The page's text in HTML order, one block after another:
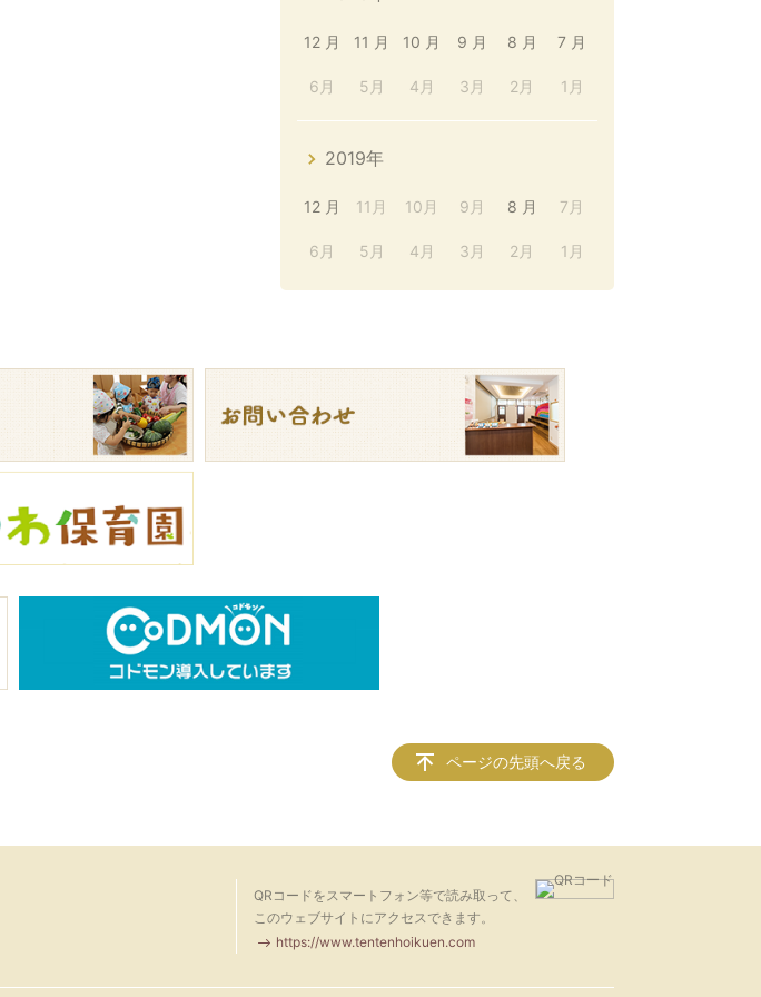
12 月 11 月 10 月 9 月 8 月 7 月
6月 5月 4月 3月 2月 1月
2019年
12 月 11月 10月 9月 8 月 7月
6月 5月 4月 3月 2月 1月
ページの先頭へ戻る
QRコードをスマートフォン等で読み取って、
このウェブサイトにアクセスできます。
https://www.tentenhoikuen.com